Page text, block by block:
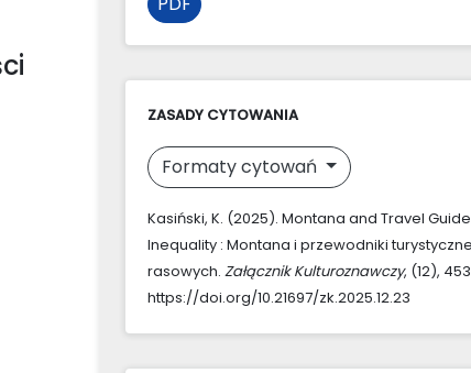
ZASADY CYTOWANIA
Formaty cytowań
Kasiński, K. (2025). Montana and Travel
Inequality : Montana i przewodniki
rasowych. Załącznik Kulturoznawczy, (12),
https://doi.org/10.21697/zk.2025.12.23